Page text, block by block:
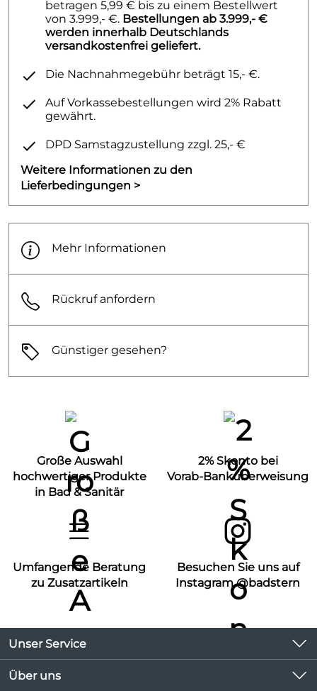
Schnelleinstellung
Werkstoffbezeichnung: Kunststoff
B / Breite (cm): 24,6 cm
H / Höhe (cm): 16,4 cm
Inklusive Befestigungsrahmen
2 Drückerstangen
Für Geberit Unterputz-Spülkästen UP320 und
UP300 geeignet
Ersatz für Betätigungsplatte Samba (Art.-Nr.:
bis Baujahr 2001, Duofix-Pur, Kombifix-Pur, UP200,
betragen 5,99 € bis zu einem Bestellwert
von 3.999,- €. Bestellungen ab 3.999,- €
werden innerhalb Deutschlands
versandkostenfrei geliefert.
Die Nachnahmegebühr beträgt 15,- €.
Auf Vorkassebestellungen wird 2% Rabatt
gewährt.
DPD Samstagzustellung zzgl. 25,- €
Weitere Informationen zu den
Lieferbedingungen >
Mehr Informationen
Rückruf anfordern
Günstiger gesehen?
Große Auswahl
hochwertiger Produkte
in Bad & Sanitär
2% Skonto bei
Vorab-Banküberweisung
Umfangende Beratung
zu Zusatzartikeln
Besuchen Sie uns auf
Instagram @badstern
Unser Service
Kontakt
Über uns